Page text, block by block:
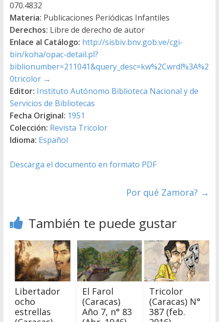
070.4832
Materia: Publicaciones Periódicas Infantiles
Derechos: Libre de derecho de autor
Enlace al Catálogo: http://sisbiv.bnv.gob.ve/cgi-
bin/koha/opac-detail.pl?
biblionumber=211041&query_desc=kw%2Cwrdl%3A%2
0tricolor →
Editor: Instituto Autónomo Biblioteca Nacional y de
Servicios de Bibliotecas
Fecha Original: 1951
Colección: Revista Tricolor
Idioma: Español
Descarga el documento en formato PDF
Por qué Zamora? →
También te puede gustar
Libertador
ocho
estrellas
El Farol
(Caracas)
Año 7, n° 83
Tricolor
(Caracas) N°
387 (feb.